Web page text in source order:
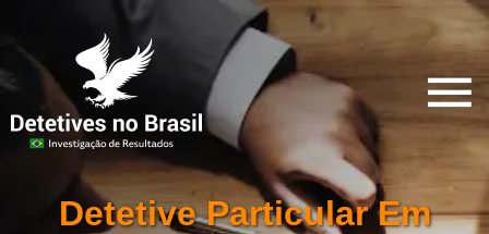
Detetive Particular Em